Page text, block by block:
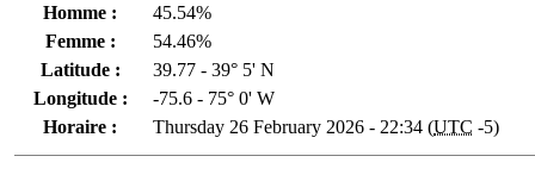
Homme :
45.54%
Femme :
54.46%
Latitude :
39.77 - 39° 5' N
Longitude :
-75.6 - 75° 0' W
Horaire :
Thursday 26 February 2026 - 22:34 (UTC -5)